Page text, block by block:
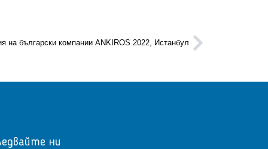
на български компании ANKIROS 2022, Истанбул
ни